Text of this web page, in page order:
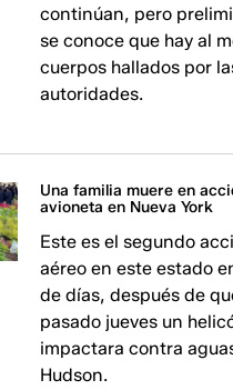
continúan, pero
se conoce que hay al
cuerpos hallados por
autoridades.
Una familia muere en
avioneta en Nueva York
Este es el segundo
aéreo en este estado
de días, después de
pasado jueves un
impactara contra
Hudson.